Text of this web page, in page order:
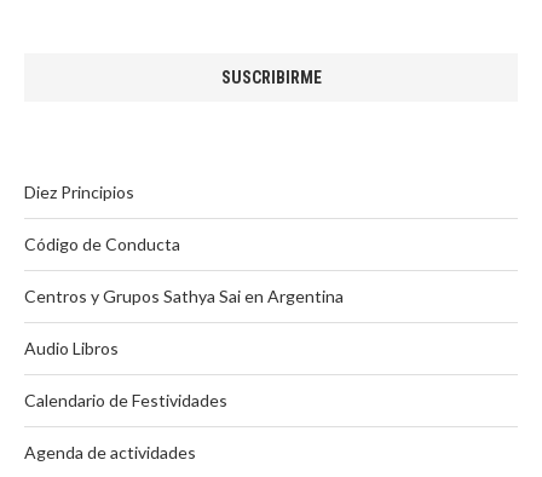
Diez Principios
Código de Conducta
Centros y Grupos Sathya Sai en Argentina
Audio Libros
Calendario de Festividades
Agenda de actividades